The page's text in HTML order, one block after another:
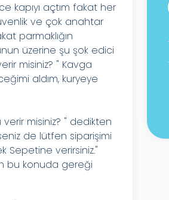
kapıyı açtım fakat her
ve çok anahtar
parmaklığın
üzerine şu şok edici
misiniz? " Kavga
aldım, kuryeye
verir misiniz? " dedikten
de lütfen siparişimi
Sepetine verirsiniz."
bu konuda gereği